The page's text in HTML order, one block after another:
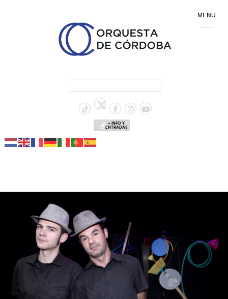
+ INFO Y
ENTRADAS
MENU